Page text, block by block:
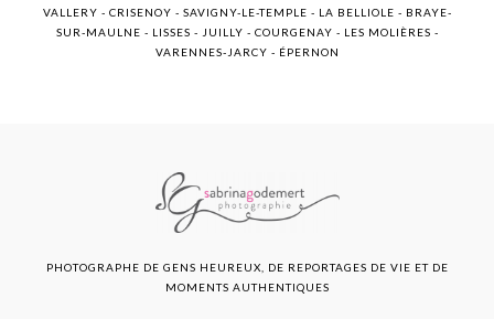
VALLERY - CRISENOY - SAVIGNY-LE-TEMPLE - LA BELLIOLE - BRAYE-
SUR-MAULNE - LISSES - JUILLY - COURGENAY - LES MOLIÈRES -
VARENNES-JARCY - ÉPERNON
PHOTOGRAPHE DE GENS HEUREUX, DE REPORTAGES DE VIE ET DE
MOMENTS AUTHENTIQUES